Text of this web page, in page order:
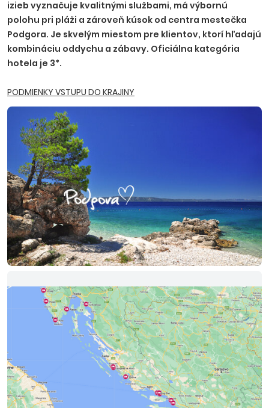
izieb vyznačuje kvalitnými službami, má výbornú
polohu pri pláži a zároveň kúsok od centra mestečka
Podgora. Je skvelým miestom pre klientov, ktorí hľadajú
kombináciu oddychu a zábavy. Oficiálna kategória
hotela je 3*.
PODMIENKY VSTUPU DO KRAJINY